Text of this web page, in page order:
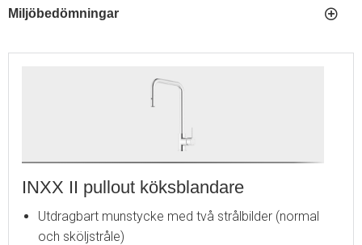
Miljöbedömningar
INXX II pullout köksblandare
Utdragbart munstycke med två strålbilder (normal
och sköljstråle)